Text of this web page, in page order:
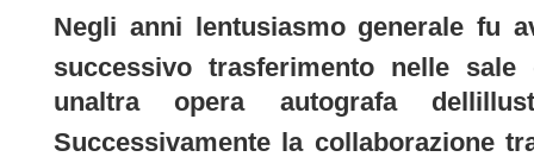
Negli anni lentusiasmo generale fu
successivo trasferimento nelle
unaltra opera autografa
Successivamente la collaborazione